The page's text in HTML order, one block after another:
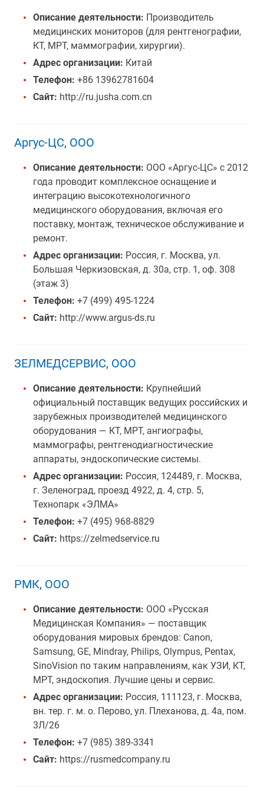
Описание деятельности: Производитель
медицинских мониторов (для рентгенографии,
КТ, МРТ, маммографии, хирургии).
Адрес организации: Китай
Телефон: +86 13962781604
Сайт: http://ru.jusha.com.cn
Аргус-ЦС, ООО
Описание деятельности: ООО «Аргус-ЦС» с 2012
года проводит комплексное оснащение и
интеграцию высокотехнологичного
медицинского оборудования, включая его
поставку, монтаж, техническое обслуживание и
ремонт.
Адрес организации: Россия, г. Москва, ул.
Большая Черкизовская, д. 30а, стр. 1, оф. 308
(этаж 3)
Телефон: +7 (499) 495-1224
Сайт: http://www.argus-ds.ru
ЗЕЛМЕДСЕРВИС, ООО
Описание деятельности: Крупнейший
официальный поставщик ведущих российских и
зарубежных производителей медицинского
оборудования — КТ, МРТ, ангиографы,
маммографы, рентгенодиагностические
аппараты, эндоскопические системы.
Адрес организации: Россия, 124489, г. Москва,
г. Зеленоград, проезд 4922, д. 4, стр. 5,
Технопарк «ЭЛМА»
Телефон: +7 (495) 968-8829
Сайт: https://zelmedservice.ru
РМК, ООО
Описание деятельности: ООО «Русская
Медицинская Компания» — поставщик
оборудования мировых брендов: Canon,
Samsung, GE, Mindray, Philips, Olympus, Pentax,
SinoVision по таким направлениям, как УЗИ, КТ,
МРТ, эндоскопия. Лучшие цены и сервис.
Адрес организации: Россия, 111123, г. Москва,
вн. тер. г. м. о. Перово, ул. Плеханова, д. 4а, пом.
3Л/26
Телефон: +7 (985) 389-3341
Сайт: https://rusmedcompany.ru